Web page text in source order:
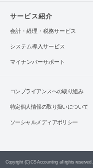
サービス紹介
会計・経理・税務サービス
システム導入サービス
マイナンバーサポート
コンプライアンスへの取り組み
特定個人情報の取り扱いについて
ソーシャルメディアポリシー
Copyright (C) CS Accounting all rights reserved.